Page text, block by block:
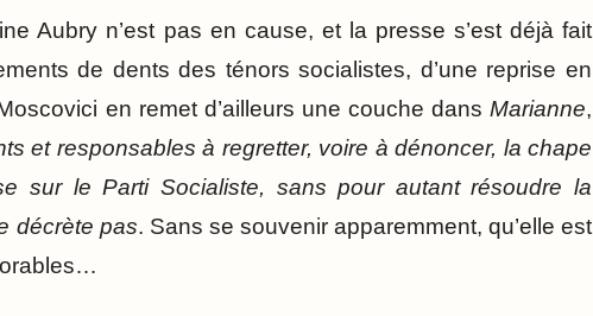
Aubry n’est pas en cause, et la presse s’est déjà fait
de dents des ténors socialistes, d’une reprise en
en remet d’ailleurs une couche dans Marianne,
et responsables à regretter, voire à dénoncer, la chape
sur le Parti Socialiste, sans pour autant résoudre la
décrète pas. Sans se souvenir apparemment, qu’elle est